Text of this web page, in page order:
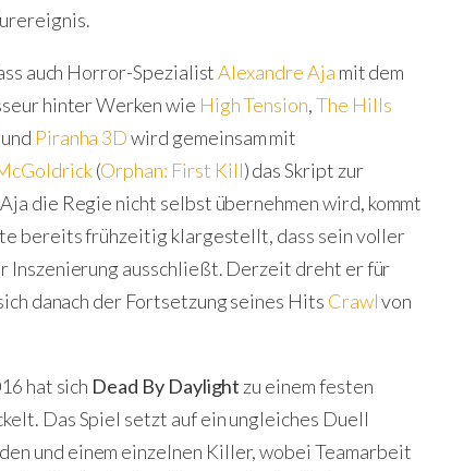
auch Horror-SpezialistAlexandre Aja mit dem
hinter Werken wie High Tension,The Hills
und Piranha 3Dwird gemeinsam mit
(Orphan: First Kill) das Skript zur
die Regie nicht selbst übernehmen wird, kommt
bereits frühzeitig klargestellt, dass sein voller
Inszenierung ausschließt. Derzeit dreht er für
danach der Fortsetzung seines Hits Crawlvon
hat sich Dead By Daylight zu einem festen
Das Spiel setzt auf ein ungleiches Duell
und einem einzelnen Killer, wobei Teamarbeit